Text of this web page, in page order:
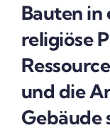
Bauten in
religiöse
und die
Gebäude